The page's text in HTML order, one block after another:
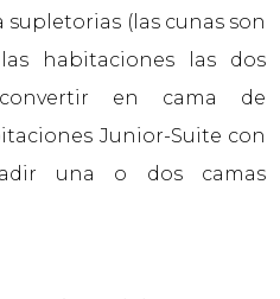
(las cunas son
habitaciones las dos
en cama de
Junior-Suite con
una o dos camas